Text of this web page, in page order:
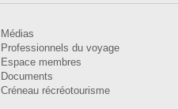
Médias
Professionnels du voyage
Espace membres
Documents
Créneau récréotourisme